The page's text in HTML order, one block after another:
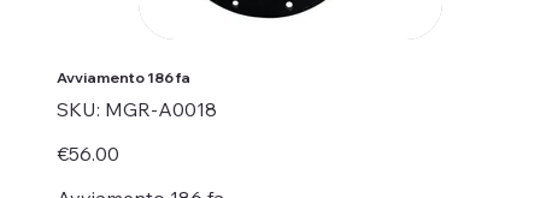
Avviamento 186 fa
SKU: SKU
MGR-
MGR-A0018
Price
€56.00